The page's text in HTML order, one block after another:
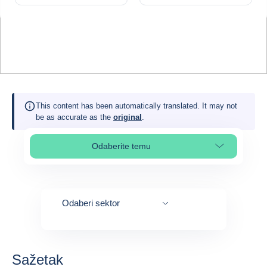
This content has been automatically translated. It may not
be as accurate as the original .
Odaberite temuSelect page section
Odaberi sektor
Sažetak